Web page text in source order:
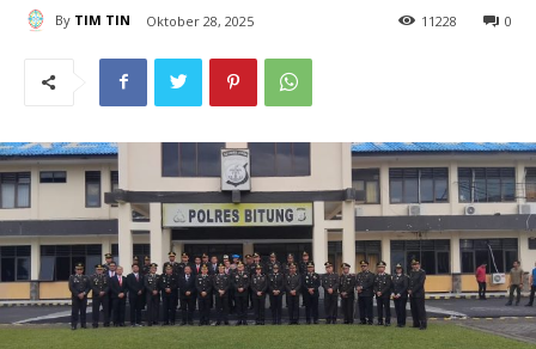
By TIM TIN Oktober 28, 2025 0
11228